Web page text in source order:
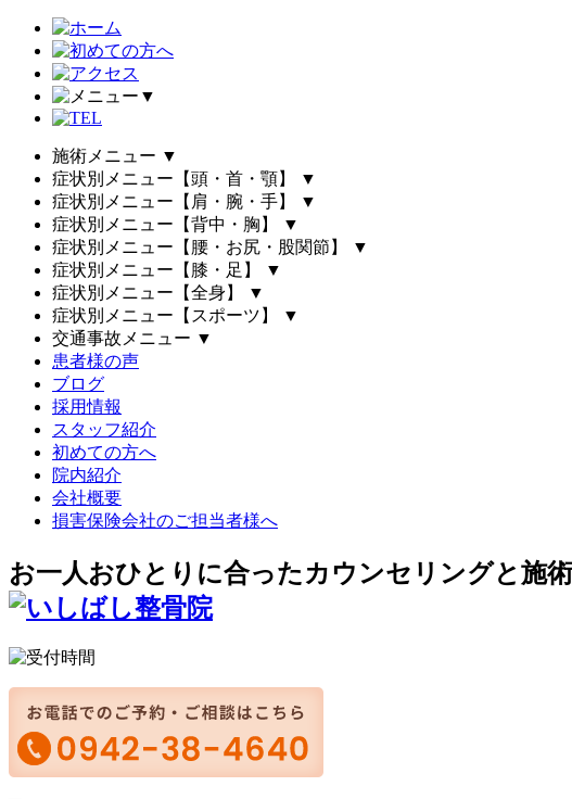
▼
施術メニュー ▼
症状別メニュー【頭・首・顎】
▼
症状別メニュー【肩・腕・手】
▼
症状別メニュー【背中・胸】
▼
症状別メニュー【腰・お尻・股関節】
▼
症状別メニュー【膝・足】
▼
症状別メニュー【全身】
▼
症状別メニュー【スポーツ】
▼
交通事故メニュー ▼
患者様の声
ブログ
採用情報
スタッフ紹介
初めての方へ
院内紹介
会社概要
損害保険会社のご担当者様へ
お一人おひとりに合ったカウンセリングと施